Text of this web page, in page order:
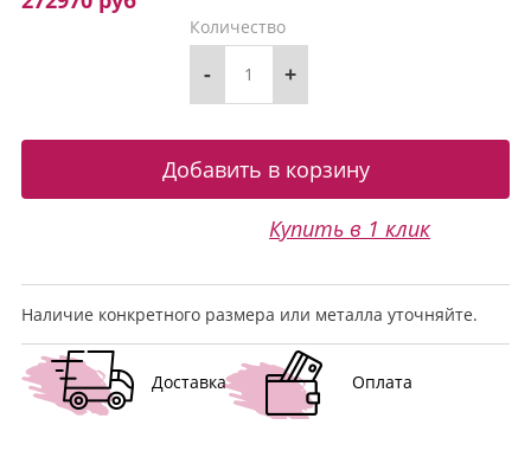
Количество
- +
Купить в 1 клик
Наличие конкретного размера или металла уточняйте.
Доставка Оплата